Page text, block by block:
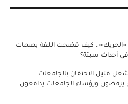
«الحريك».. كيف فضحت اللغة بصمات
في أحداث سبتة؟
فتيل الاحتقان بالجامعات
يرفضون ورؤساء الجامعات يدافعون